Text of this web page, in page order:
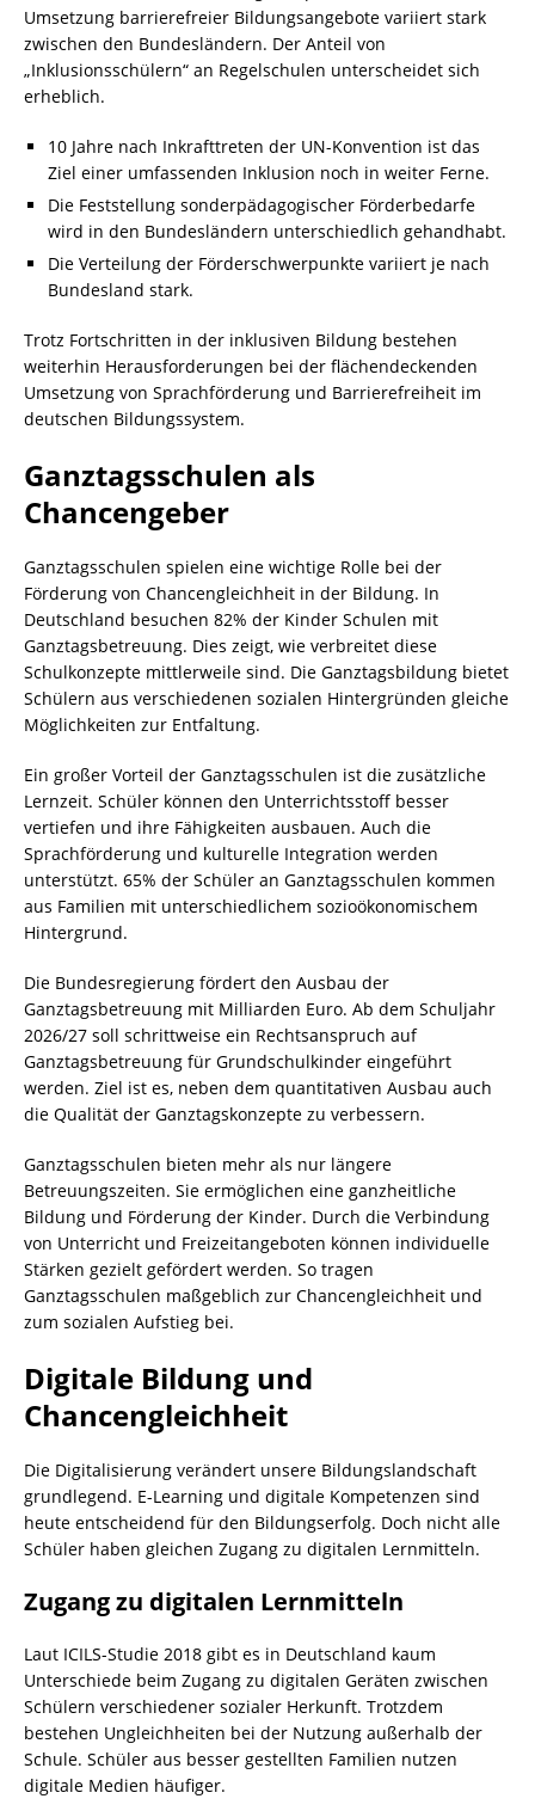
Umsetzung barrierefreier Bildungsangebote variiert stark
zwischen den Bundesländern. Der Anteil von
„Inklusionsschülern“ an Regelschulen unterscheidet sich
erheblich.
10 Jahre nach Inkrafttreten der UN-Konvention ist das
Ziel einer umfassenden Inklusion noch in weiter Ferne.
Die Feststellung sonderpädagogischer Förderbedarfe
wird in den Bundesländern unterschiedlich gehandhabt.
Die Verteilung der Förderschwerpunkte variiert je nach
Bundesland stark.
Trotz Fortschritten in der inklusiven Bildung bestehen
weiterhin Herausforderungen bei der flächendeckenden
Umsetzung von Sprachförderung und Barrierefreiheit im
deutschen Bildungssystem.
Ganztagsschulen als
Chancengeber
Ganztagsschulen spielen eine wichtige Rolle bei der
Förderung von Chancengleichheit in der Bildung. In
Deutschland besuchen 82% der Kinder Schulen mit
Ganztagsbetreuung. Dies zeigt, wie verbreitet diese
Schulkonzepte mittlerweile sind. Die Ganztagsbildung bietet
Schülern aus verschiedenen sozialen Hintergründen gleiche
Möglichkeiten zur Entfaltung.
Ein großer Vorteil der Ganztagsschulen ist die zusätzliche
Lernzeit. Schüler können den Unterrichtsstoff besser
vertiefen und ihre Fähigkeiten ausbauen. Auch die
Sprachförderung und kulturelle Integration werden
unterstützt. 65% der Schüler an Ganztagsschulen kommen
aus Familien mit unterschiedlichem sozioökonomischem
Hintergrund.
Die Bundesregierung fördert den Ausbau der
Ganztagsbetreuung mit Milliarden Euro. Ab dem Schuljahr
2026/27 soll schrittweise ein Rechtsanspruch auf
Ganztagsbetreuung für Grundschulkinder eingeführt
werden. Ziel ist es, neben dem quantitativen Ausbau auch
die Qualität der Ganztagskonzepte zu verbessern.
Ganztagsschulen bieten mehr als nur längere
Betreuungszeiten. Sie ermöglichen eine ganzheitliche
Bildung und Förderung der Kinder. Durch die Verbindung
von Unterricht und Freizeitangeboten können individuelle
Stärken gezielt gefördert werden. So tragen
Ganztagsschulen maßgeblich zur Chancengleichheit und
zum sozialen Aufstieg bei.
Digitale Bildung und
Chancengleichheit
Die Digitalisierung verändert unsere Bildungslandschaft
grundlegend. E-Learning und digitale Kompetenzen sind
heute entscheidend für den Bildungserfolg. Doch nicht alle
Schüler haben gleichen Zugang zu digitalen Lernmitteln.
Zugang zu digitalen Lernmitteln
Laut ICILS-Studie 2018 gibt es in Deutschland kaum
Unterschiede beim Zugang zu digitalen Geräten zwischen
Schülern verschiedener sozialer Herkunft. Trotzdem
bestehen Ungleichheiten bei der Nutzung außerhalb der
Schule. Schüler aus besser gestellten Familien nutzen
digitale Medien häufiger.